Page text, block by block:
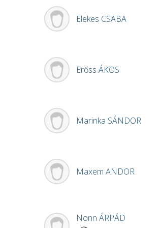
Elekes CSABA
Erőss ÁKOS
Marinka SÁNDOR
Maxem ANDOR
Nonn ÁRPÁD